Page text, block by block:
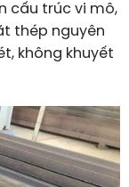
cấu trúc vi mô,
thép nguyên
không khuyết